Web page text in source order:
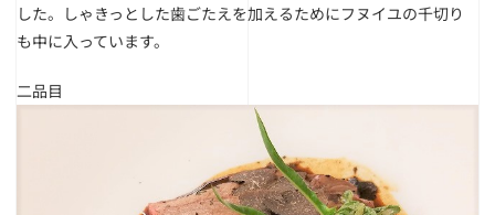
した。しゃきっとした歯ごたえを加えるためにフヌイユの千切り
も中に入っています。
二品目